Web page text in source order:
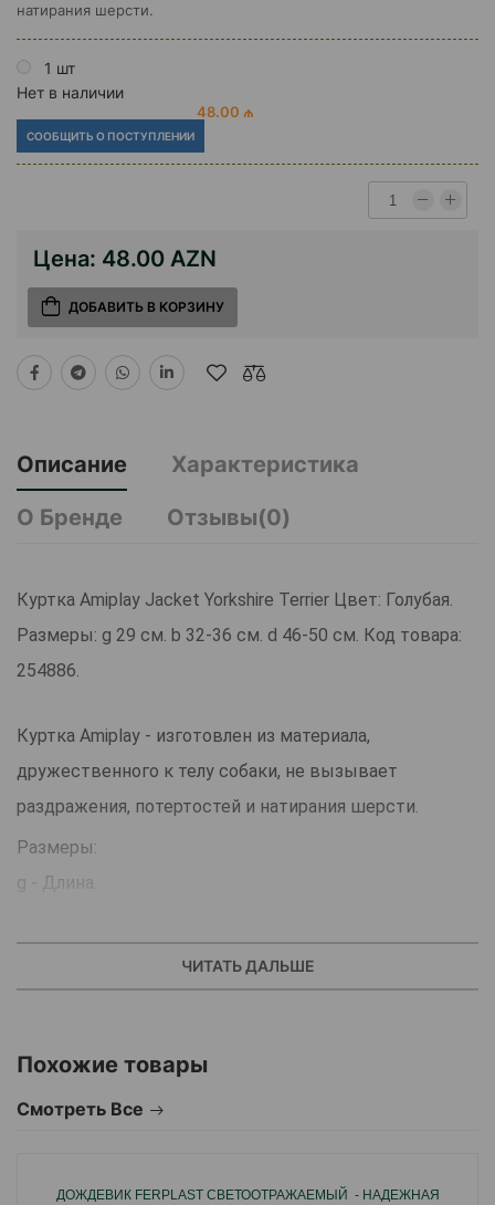
натирания шерсти.
1 шт
Нет в наличии
48.00 ₼
СООБЩИТЬ О ПОСТУПЛЕНИИ
Цена: 48.00 AZN
ДОБАВИТЬ В КОРЗИНУ
Описание
Характеристика
О Бренде
Отзывы(0)
Куртка Amiplay Jacket Yorkshire Terrier Цвет: Голубая.
Размеры: g 29 см. b 32-36 см. d 46-50 см. Код товара:
254886.
Куртка Amiplay - изготовлен из материала,
дружественного к телу собаки, не вызывает
раздражения, потертостей и натирания шерсти.
Размеры:
g - Длина.
Куртка состоит из трех слоев: внутренней флисовой
материала с ребристыми манжетами.
Аккуратно скроенный, он укрывает и согревает
Уютный и комфортный, он идеально подходит для
ЧИТАТЬ ДАЛЬШЕ
Похожие товары
Смотреть Все
ДОЖДЕВИК FERPLAST СВЕТООТРАЖАЕМЫЙ - НАДЕЖНАЯ